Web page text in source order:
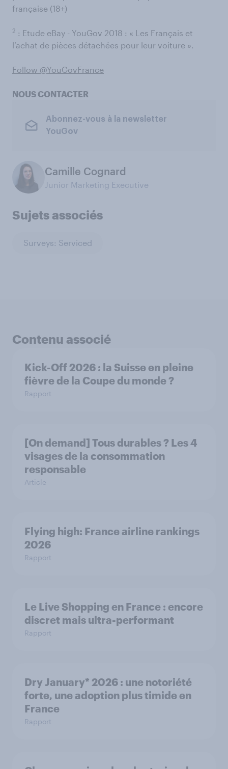
française (18+)
2 : Etude eBay - YouGov 2018 : « Les Français et
l’achat de pièces détachées pour leur voiture ».
Follow @YouGovFrance
NOUS CONTACTER
Abonnez-vous à la newsletter
YouGov
Camille Cognard
Junior Marketing Executive
Sujets associés
Surveys: Serviced
Contenu associé
Kick-Off 2026 : la Suisse en pleine
fièvre de la Coupe du monde ?
Rapport
[On demand] Tous durables ? Les 4
visages de la consommation
responsable
Article
Flying high: France airline rankings
2026
Rapport
Le Live Shopping en France : encore
discret mais ultra-performant
Rapport
Dry January* 2026 : une notoriété
forte, une adoption plus timide en
France
Rapport